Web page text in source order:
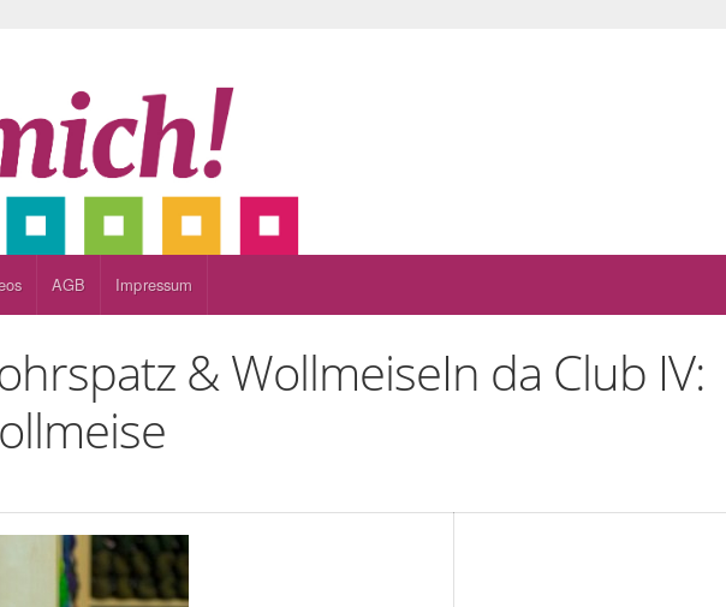
AGB Impressum
& WollmeiseIn da Club IV: